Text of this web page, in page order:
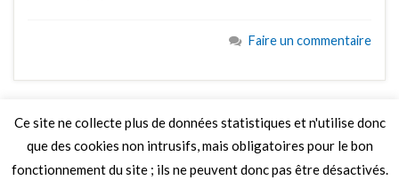
Faire un commentaire
LIRE PLUS
Ce site ne collecte plus de données statistiques et n'utilise donc
que des cookies non intrusifs, mais obligatoires pour le bon
fonctionnement du site ; ils ne peuvent donc pas être désactivés.